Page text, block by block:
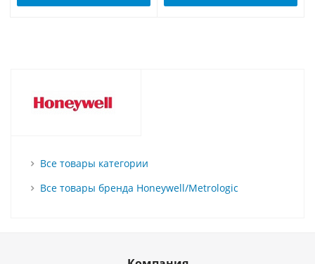
Все товары категории
Все товары бренда Honeywell/Metrologic